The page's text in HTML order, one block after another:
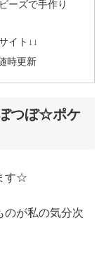
ーズで手作り
イト↓↓
時更新
つぼ☆ポケ
す☆
のが私の気分次